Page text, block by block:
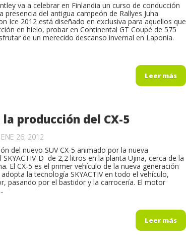
va a celebrar en Finlandia un curso de conducción
del antigua campeón de Rallyes Juha
Ice 2012 está diseñado en exclusiva para aquellos que
en hielo, probar en Continental GT Coupé de 575
de un merecido descanso invernal en Laponia.
Leer más
producción del CX-5
26, 2012
del nuevo SUV CX-5 animado por la nueva
D de 2,2 litros en la planta Ujina, cerca de la
El CX-5 es el primer vehículo de la nueva generación
la tecnología SKYACTIV en todo el vehículo,
pasando por el bastidor y la carrocería. El motor
Leer más